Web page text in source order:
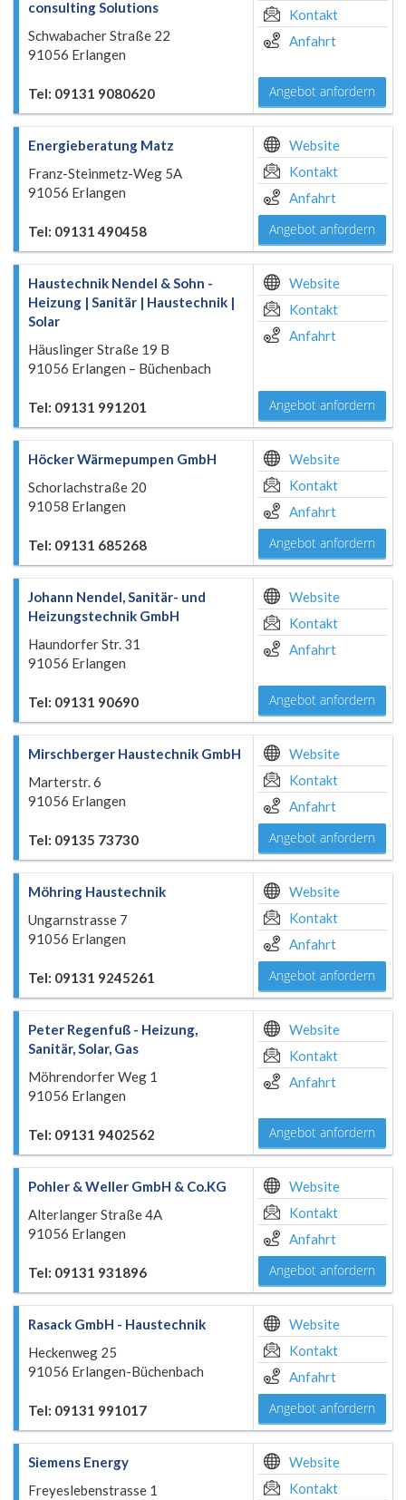
consulting Solutions
Schwabacher Straße 22
91056 Erlangen
Tel: 09131 9080620
Kontakt
Anfahrt
Angebot anfordern
Energieberatung Matz
Franz-Steinmetz-Weg 5A
91056 Erlangen
Tel: 09131 490458
Website
Kontakt
Anfahrt
Angebot anfordern
Haustechnik Nendel & Sohn -
Heizung | Sanitär | Haustechnik |
Solar
Häuslinger Straße 19 B
91056 Erlangen – Büchenbach
Tel: 09131 991201
Website
Kontakt
Anfahrt
Angebot anfordern
Höcker Wärmepumpen GmbH
Schorlachstraße 20
91058 Erlangen
Tel: 09131 685268
Website
Kontakt
Anfahrt
Angebot anfordern
Johann Nendel, Sanitär- und
Heizungstechnik GmbH
Haundorfer Str. 31
91056 Erlangen
Tel: 09131 90690
Website
Kontakt
Anfahrt
Angebot anfordern
Mirschberger Haustechnik GmbH
Marterstr. 6
91056 Erlangen
Tel: 09135 73730
Website
Kontakt
Anfahrt
Angebot anfordern
Möhring Haustechnik
Ungarnstrasse 7
91056 Erlangen
Tel: 09131 9245261
Website
Kontakt
Anfahrt
Angebot anfordern
Peter Regenfuß - Heizung,
Sanitär, Solar, Gas
Möhrendorfer Weg 1
91056 Erlangen
Tel: 09131 9402562
Website
Kontakt
Anfahrt
Angebot anfordern
Pohler & Weller GmbH & Co.KG
Alterlanger Straße 4A
91056 Erlangen
Tel: 09131 931896
Website
Kontakt
Anfahrt
Angebot anfordern
Rasack GmbH - Haustechnik
Heckenweg 25
91056 Erlangen-Büchenbach
Tel: 09131 991017
Website
Kontakt
Anfahrt
Angebot anfordern
Siemens Energy
Freyeslebenstrasse 1
Website
Kontakt